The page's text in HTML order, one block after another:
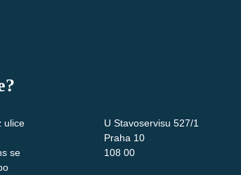
ulice
se
U Stavoservisu 527/1
Praha 10
108 00